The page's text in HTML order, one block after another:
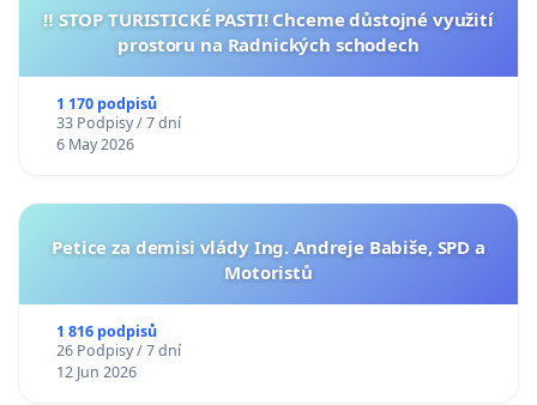
‼️ STOP TURISTICKÉ PASTI! Chceme důstojné využití
prostoru na Radnických schodech
1 170 podpisů
33 Podpisy / 7 dní
6 May 2026
Petice za demisi vlády Ing. Andreje Babiše, SPD a
Motoristů
1 816 podpisů
26 Podpisy / 7 dní
12 Jun 2026